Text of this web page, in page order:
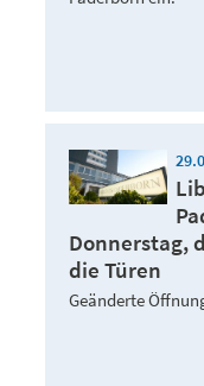
Donnerstag,
die Türen
Geänderte